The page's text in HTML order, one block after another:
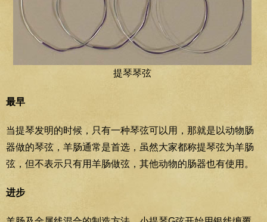
提琴琴弦
最早
当提琴发明的时候，只有一种琴弦可以用，那就是以动物肠
器做的琴弦，羊肠通常是首选，虽然大家都称提琴弦为羊肠
弦，但不表示只有用羊肠做弦，其他动物的肠器也有使用。
进步